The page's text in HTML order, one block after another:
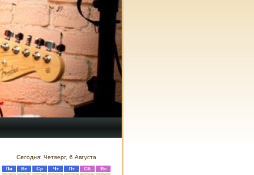
Сегодня: Четверг, 6 Августа
Пн Вт Ср Чт Пт Сб Вс